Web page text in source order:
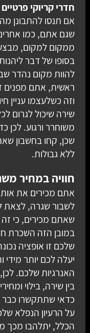
חדרי קריוקי
אם תנסו להתבונן
שגם אתם, כמו
ממקום למקום,
בסופו של דבר
להוות מקום נהדר
ראשית, אתם מפנים
וזה כשלעצמו עניין
שירה שיכול לגרום
משוחרר ורגוע. לכן
שכן, קחו בחשבון
ללא גבולות.
חוויה במחיר
אתם מכירים את
לשבור שגרה, לצאת
שאתם מכירים, כי זה
במובן הזה השכרת
שלכם זו אופציה
יעלה לכם יותר
האנרגיות שלכם.
בין שירה, בילוי
כדאי שתתקשרו
על הרעיון הנפלא
הכלל, יתלהבו מכך